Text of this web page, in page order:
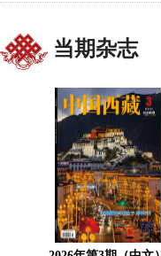
当期杂志